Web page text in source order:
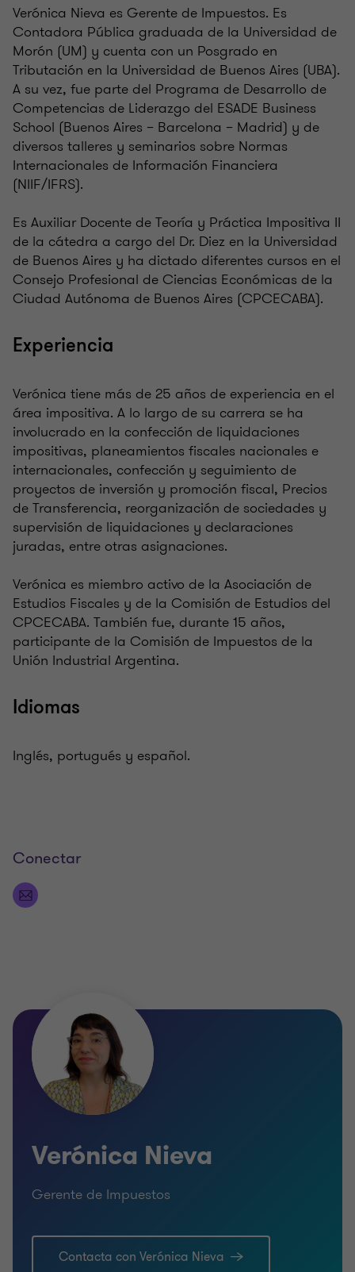
Verónica Nieva es Gerente de Impuestos. Es
Contadora Pública graduada de la Universidad de
Morón (UM) y cuenta con un Posgrado en
Tributación en la Universidad de Buenos Aires (UBA).
A su vez, fue parte del Programa de Desarrollo de
Competencias de Liderazgo del ESADE Business
School (Buenos Aires – Barcelona – Madrid) y de
diversos talleres y seminarios sobre Normas
Internacionales de Información Financiera
(NIIF/IFRS).
Es Auxiliar Docente de Teoría y Práctica Impositiva II
de la cátedra a cargo del Dr. Diez en la Universidad
de Buenos Aires y ha dictado diferentes cursos en el
Consejo Profesional de Ciencias Económicas de la
Ciudad Autónoma de Buenos Aires (CPCECABA).
Experiencia
Verónica tiene más de 25 años de experiencia en el
área impositiva. A lo largo de su carrera se ha
involucrado en la confección de liquidaciones
impositivas, planeamientos fiscales nacionales e
internacionales, confección y seguimiento de
proyectos de inversión y promoción fiscal, Precios
de Transferencia, reorganización de sociedades y
supervisión de liquidaciones y declaraciones
juradas, entre otras asignaciones.
Verónica es miembro activo de la Asociación de
Estudios Fiscales y de la Comisión de Estudios del
CPCECABA. También fue, durante 15 años,
participante de la Comisión de Impuestos de la
Unión Industrial Argentina.
Idiomas
Inglés, portugués y español.
Conectar
Verónica Nieva
Gerente de Impuestos
Contacta con Verónica Nieva